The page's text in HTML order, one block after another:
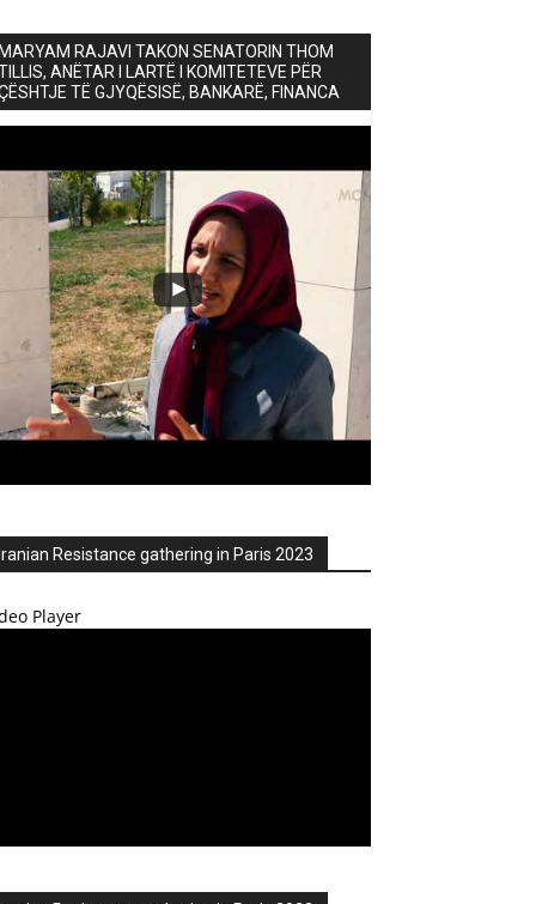
RAJAVI TAKON SENATORIN THOM
ANËTAR I LARTË I KOMITETEVE PËR
TË GJYQËSISË, BANKARË, FINANCA
Resistance gathering in Paris 2023
Player